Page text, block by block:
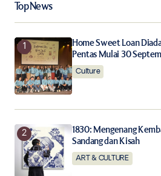
Your Name
Your E-mail*
Save my name, email, and
the next time I comment.
Notify me of new posts by email.
Top News
Home Sweet Loan
Pentas Mulai 30
Culture
1830: Mengenang
Sandang dan Kisah
ART & CULTURE